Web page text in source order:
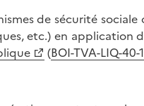
de sécurité
etc.) en application
(BOI-TVA-LIQ-40-